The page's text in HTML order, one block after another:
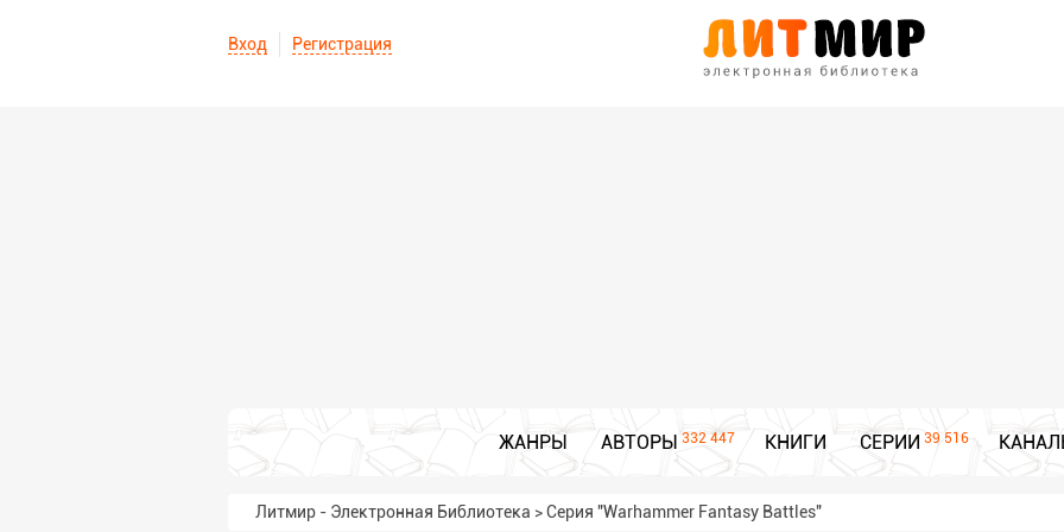
Вход Регистрация
ЖАНРЫ АВТОРЫ 332 447 КНИГИ СЕРИИ 39 516
Литмир - Электронная Библиотека >Серия "Warhammer Fantasy Battles"